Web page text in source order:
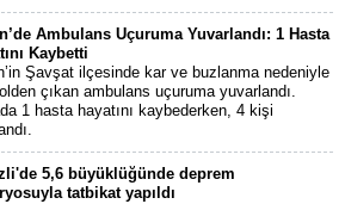
Ambulans Uçuruma Yuvarlandı: 1 Hasta
Kaybetti
Şavşat ilçesinde kar ve buzlanma nedeniyle
çıkan ambulans uçuruma yuvarlandı.
1 hasta hayatını kaybederken, 4 kişi
5,6 büyüklüğünde deprem
tatbikat yapıldı